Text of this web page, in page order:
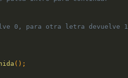
0, para otra letra devuelve 1
( ) ;